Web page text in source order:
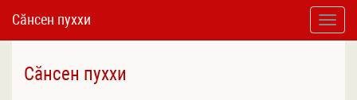
Toggle
Сӑнсен пуххи
Сӑнсен пуххи